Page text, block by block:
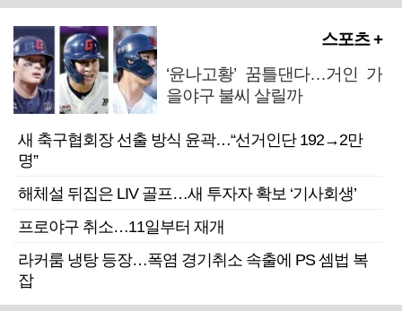
스포츠 +
‘윤나고황’ 꿈틀댄다…거인 가
을야구 불씨 살릴까
새 축구협회장 선출 방식 윤곽…“선거인단 192→2만
명”
해체설 뒤집은 LIV 골프…새 투자자 확보 ‘기사회생’
프로야구 취소…11일부터 재개
라커룸 냉탕 등장…폭염 경기취소 속출에 PS 셈법 복
잡